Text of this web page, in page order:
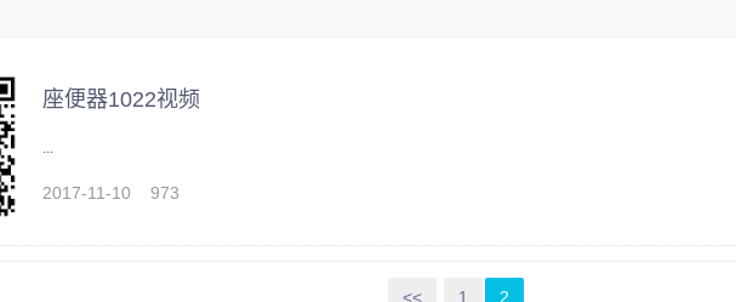
座便器1022视频
...
2017-11-10 973
<< 1 2